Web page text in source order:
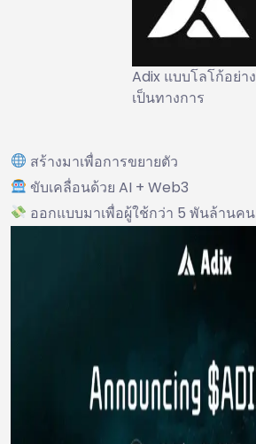
Adix แบบโลโก้อย่าง
เป็นทางการ
สร้างมาเพื่อการขยายตัว
ขับเคลื่อนด้วย AI + Web3
ออกแบบมาเพื่อผู้ใช้กว่า 5 พันล้านคน